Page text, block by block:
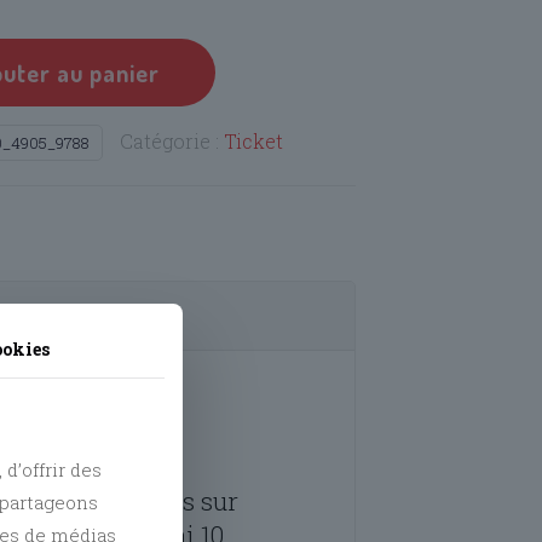
au panier
Catégorie : Ticket
votre avis sur
Sortie au Quai 10
des
de médias